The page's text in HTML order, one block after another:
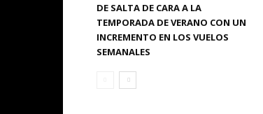
DE SALTA DE CARA A LA
TEMPORADA DE VERANO CON UN
INCREMENTO EN LOS VUELOS
SEMANALES